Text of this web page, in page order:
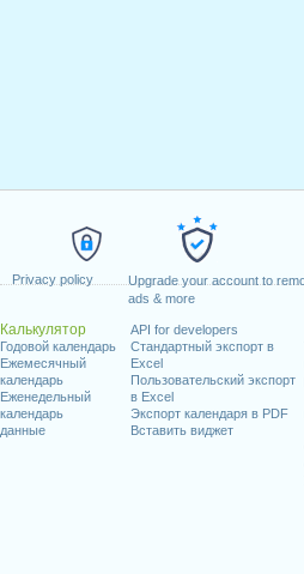
Privacy policy
Upgrade your account to
ads & more
Калькулятор
Годовой календарь
Ежемесячный
календарь
Еженедельный
календарь
данные
API for developers
Стандартный экспорт в
Excel
Пользовательский экспорт
в Excel
Экспорт календаря в PDF
Вставить виджет